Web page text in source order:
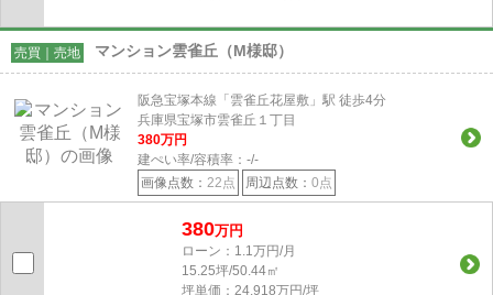
売買｜売地 マンション雲雀丘（M様邸）
阪急宝塚本線「雲雀丘花屋敷」駅 徒歩4分
兵庫県宝塚市雲雀丘１丁目
380万円
建ぺい率/容積率： -/-
画像点数： 22点 周辺点数： 0点
380万円
ローン：1.1万円/月
15.25坪/50.44㎡
坪単価：24.918万円/坪